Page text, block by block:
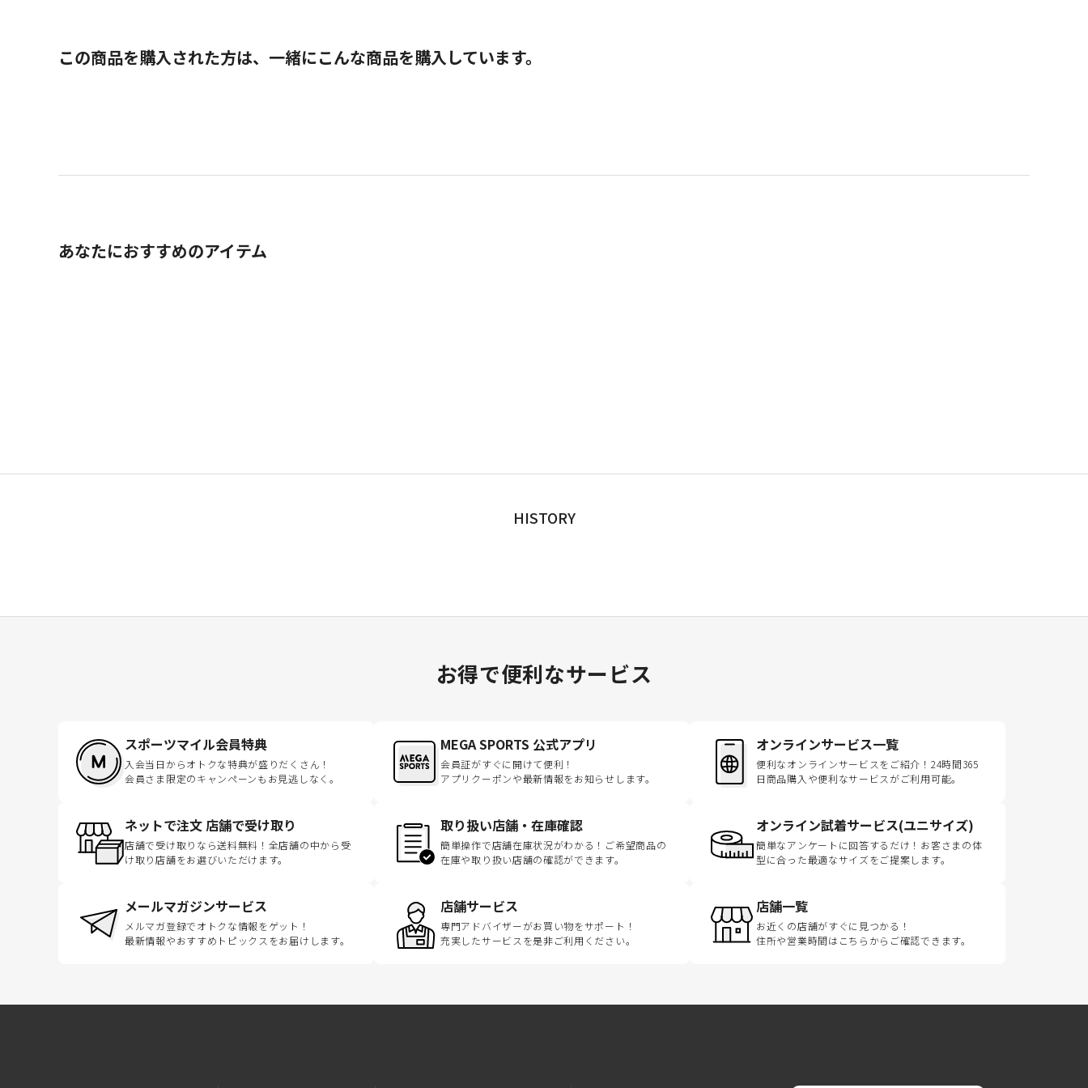
この商品を購入された方は、一緒にこんな商品を購入しています。
あなたにおすすめのアイテム
HISTORY
お得で便利なサービス
スポーツマイル会員特典
入会当日からオトクな特典が盛りだくさん！
会員さま限定のキャンペーンもお見逃しなく。
MEGA SPORTS 公式アプリ
会員証がすぐに開けて便利！
アプリクーポンや最新情報をお知らせします。
オンラインサービス一覧
便利なオンラインサービスをご紹介！24時間365
日商品購入や便利なサービスがご利用可能。
ネットで注文 店舗で受け取り
店舗で受け取りなら送料無料！全店舗の中から受
け取り店舗をお選びいただけます。
取り扱い店舗・在庫確認
簡単操作で店舗在庫状況がわかる！ご希望商品の
在庫や取り扱い店舗の確認ができます。
オンライン試着サービス(ユニサイズ)
簡単なアンケートに回答するだけ！お客さまの体
型に合った最適なサイズをご提案します。
メールマガジンサービス
メルマガ登録でオトクな情報をゲット！
最新情報やおすすめトピックスをお届けします。
店舗サービス
専門アドバイザーがお買い物をサポート！
充実したサービスを是非ご利用ください。
店舗一覧
お近くの店舗がすぐに見つかる！
住所や営業時間はこちらからご確認できます。